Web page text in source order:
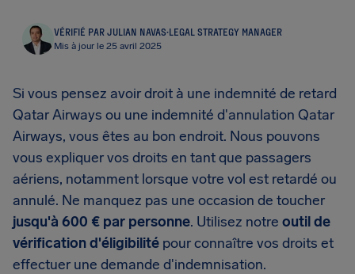
VÉRIFIÉ PAR JULIAN NAVAS·LEGAL STRATEGY MANAGER
Mis à jour le 25 avril 2025
Si vous pensez avoir droit à une indemnité de retard
Qatar Airways ou une indemnité d'annulation Qatar
Airways, vous êtes au bon endroit. Nous pouvons
vous expliquer vos droits en tant que passagers
aériens, notamment lorsque votre vol est retardé ou
annulé. Ne manquez pas une occasion de toucher
jusqu'à 600 € par personne. Utilisez notre outil de
vérification d'éligibilité pour connaître vos droits et
effectuer une demande d'indemnisation.